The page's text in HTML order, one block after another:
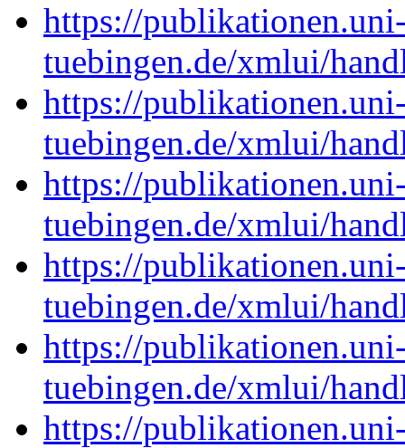
https://
tuebingen.de/xmlui/
https://
tuebingen.de/xmlui/
https://
tuebingen.de/xmlui/
https://
tuebingen.de/xmlui/
https://
tuebingen.de/xmlui/
https://